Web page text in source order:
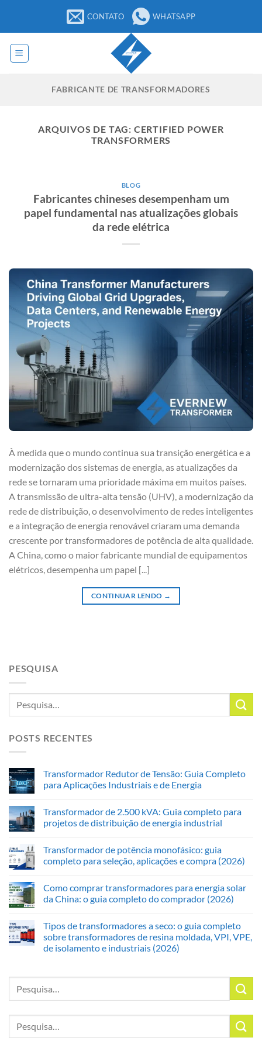
o
conteúdo
CONTATO WHATSAPP
FABRICANTE DE TRANSFORMADORES
ARQUIVOS DE TAG: CERTIFIED POWER
TRANSFORMERS
BLOG
Fabricantes chineses desempenham um
papel fundamental nas atualizações globais
da rede elétrica
À medida que o mundo continua sua transição energética e a
modernização dos sistemas de energia, as atualizações da
rede se tornaram uma prioridade máxima em muitos países.
A transmissão de ultra-alta tensão (UHV), a modernização da
rede de distribuição, o desenvolvimento de redes inteligentes
e a integração de energia renovável criaram uma demanda
crescente por transformadores de potência de alta qualidade.
A China, como o maior fabricante mundial de equipamentos
elétricos, desempenha um papel [...]
CONTINUAR LENDO →
PESQUISA
POSTS RECENTES
Transformador Redutor de Tensão: Guia Completo
para Aplicações Industriais e de Energia
Transformador de 2.500 kVA: Guia completo para
projetos de distribuição de energia industrial
Transformador de potência monofásico: guia
completo para seleção, aplicações e compra (2026)
Como comprar transformadores para energia solar
da China: o guia completo do comprador (2026)
Tipos de transformadores a seco: o guia completo
sobre transformadores de resina moldada, VPI, VPE,
de isolamento e industriais (2026)